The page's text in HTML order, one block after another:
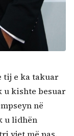
tij e ka takuar
u kishte besuar
në
u lidhën